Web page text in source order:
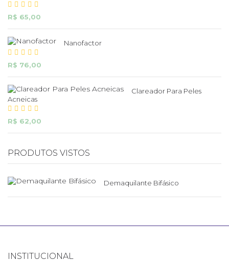
R$ 65,00
Nanofactor
R$ 76,00
Clareador Para Peles
Acneicas
R$ 62,00
PRODUTOS VISTOS
Demaquilante Bifásico
INSTITUCIONAL